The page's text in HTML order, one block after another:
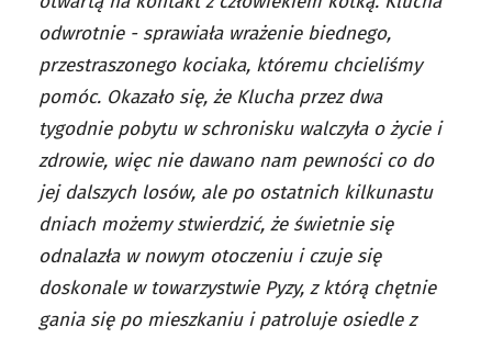
odwrotnie - sprawiała wrażenie biednego,
przestraszonego kociaka, któremu chcieliśmy
pomóc. Okazało się, że Klucha przez dwa
tygodnie pobytu w schronisku walczyła o życie i
zdrowie, więc nie dawano nam pewności co do
jej dalszych losów, ale po ostatnich kilkunastu
dniach możemy stwierdzić, że świetnie się
odnalazła w nowym otoczeniu i czuje się
doskonale w towarzystwie Pyzy, z którą chętnie
gania się po mieszkaniu i patroluje osiedle z